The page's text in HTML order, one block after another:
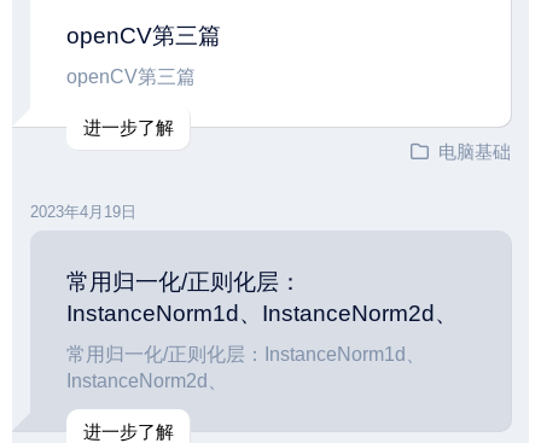
openCV第三篇
openCV第三篇
进一步了解
电脑基础
2023年4月19日
常用归一化/正则化层：
InstanceNorm1d、InstanceNorm2d、
常用归一化/正则化层：InstanceNorm1d、
InstanceNorm2d、
进一步了解